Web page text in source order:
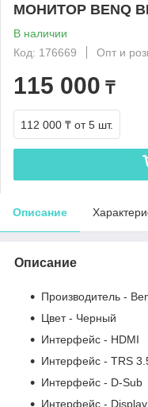
МОНИТОР BENQ
В наличии
Код: 176669
Опт и
115 000 ₸
112 000 ₸ от 5 шт.
Описание
Описание
Производитель -
Цвет - Черный
Интерфейс - HDMI
Интерфейс - TRS
Интерфейс - D-Sub
Интерфейс -